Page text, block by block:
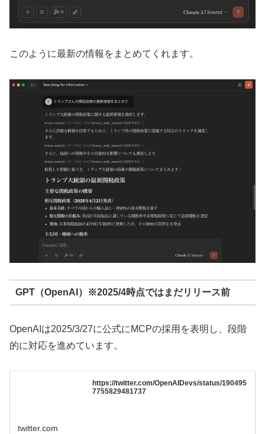
このように最新の情報をまとめてくれます。
GPT（OpenAI）※2025/4時点ではまだリリース前
OpenAIは2025/3/27に公式にMCPの採用を表明し、段階
的に対応を進めています。
https://twitter.com/OpenAIDevs/status/190495
7755829481737
twitter.com